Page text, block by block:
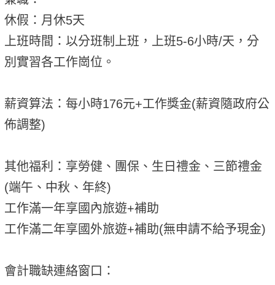
休假：月休5天
上班時間：以分班制上班，上班5-6小時/天，分
別實習各工作崗位。
薪資算法：每小時176元+工作獎金(薪資隨政府公
佈調整)
其他福利：享勞健、團保、生日禮金、三節禮金
(端午、中秋、年終)
工作滿一年享國內旅遊+補助
工作滿二年享國外旅遊+補助(無申請不給予現金)
會計職缺連絡窗口：